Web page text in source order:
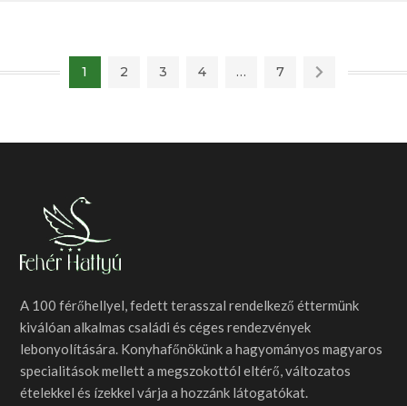
1 2 3 4 … 7
A 100 férőhellyel, fedett terasszal rendelkező éttermünk
kiválóan alkalmas családi és céges rendezvények
lebonyolítására. Konyhafőnökünk a hagyományos magyaros
specialitások mellett a megszokottól eltérő, változatos
ételekkel és ízekkel várja a hozzánk látogatókat.